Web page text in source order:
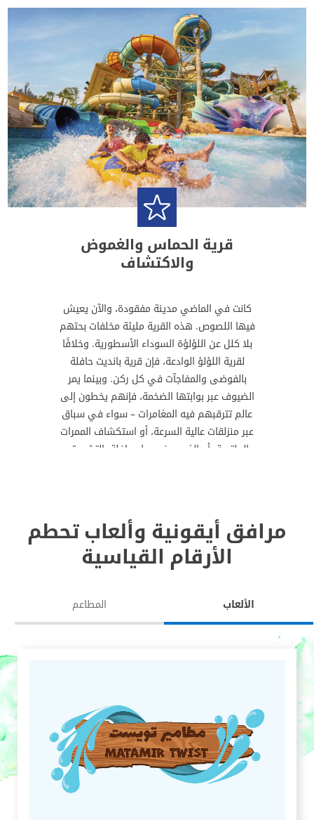
قرية الحماس والغموض
والاكتشاف
كانت في الماضي مدينة مفقودة، والآن يعيش
فيها اللصوص. هذه القرية مليئة مخلفات بحثهم
بلا كلل عن اللؤلؤة السوداء الأسطورية. وخلافًا
لقرية اللؤلؤ الوادعة، فإن قرية بانديت حافلة
بالفوضى والمفاجآت في كل ركن. وبينما يمر
الضيوف عبر بوابتها الضخمة، فإنهم يخطون إلى
عالم تترقبهم فيه المغامرات – سواء في سباق
عبر منزلقات عالية السرعة، أو استكشاف الممرات
الملتوية، أو الغوص في برك حافلة بالتشويق.
مرافق أيقونية وألعاب تحطم
الأرقام القياسية
الألعاب المطاعم